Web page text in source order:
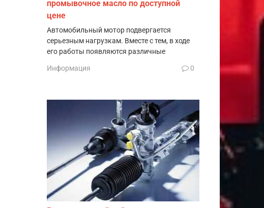
промывочное масло по доступной
цене
Автомобильный мотор подвергается
серьезным нагрузкам. Вместе с тем, в ходе
его работы появляются различные
Информация 0